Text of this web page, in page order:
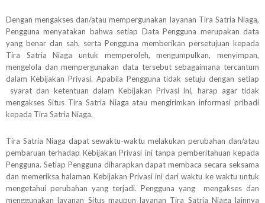
Dengan mengakses dan/atau mempergunakan layanan Tira Satria Niaga,
Pengguna menyatakan bahwa setiap Data Pengguna merupakan data
yang benar dan sah, serta Pengguna memberikan persetujuan kepada
Tira Satria Niaga untuk memperoleh, mengumpulkan, menyimpan,
mengelola dan mempergunakan data tersebut sebagaimana tercantum
dalam Kebijakan Privasi. Apabila Pengguna tidak setuju dengan setiap
syarat dan ketentuan dalam Kebijakan Privasi ini, harap agar tidak
mengakses Situs Tira Satria Niaga atau mengirimkan informasi pribadi
kepada Tira Satria Niaga.
Tira Satria Niaga dapat sewaktu-waktu melakukan perubahan dan/atau
pembaruan terhadap Kebijakan Privasi ini tanpa pemberitahuan kepada
Pengguna. Setiap Pengguna diharapkan dapat membaca secara seksama
dan memeriksa halaman Kebijakan Privasi ini dari waktu ke waktu untuk
mengetahui perubahan yang terjadi. Pengguna yang mengakses dan
menggunakan layanan Situs maupun layanan Tira Satria Niaga lainnya